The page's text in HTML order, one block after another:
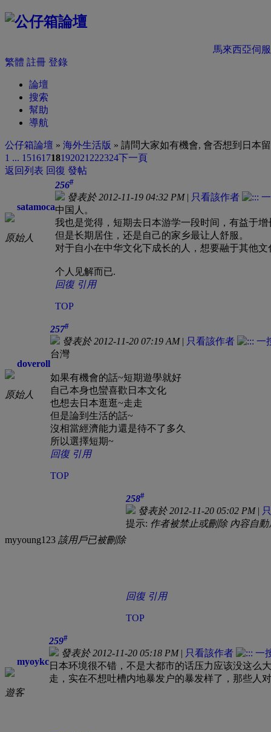
馬來西亞伺
繁體 註冊 登錄
論壇
搜索
幫助
導航
公仔箱論壇 » 海外生活版 » 請問大家如有機會, 會否想到日本
1 ... 15161718192021 222324下一頁
返回列表 回復 發帖
satamoca
原始人
256#
發表於 2012-11-19 04:32 PM| 只看該作者
中国人。
我也是觉得，短期去日本游学一段时间，有益于增
但是长期居住，还是自己的家乡最让人舒服。
对于自小在中华文化下成长的人，想要融于其他
个人见解而已.
回復 引用
TOP
doveroll
原始人
257#
發表於 2012-11-20 07:19 AM| 只看該作者
台灣
如果有機會的話~短期遊學就好
自己本身也蠻喜歡日本文化
也想去日本逛逛~走走
但是論到生活的話~
沒相當經濟能力還是待不了多久
所以選擇短期~
回復 引用
TOP
myyoung123 該用戶已被刪除
258#
發表於 2012-11-20 05:02 PM|
提示: 作者被禁止或刪除 內容自動
回復 引用
TOP
myoykc
遊客
259#
發表於 2012-11-20 05:18 PM| 只看該作者
日本环境很不错，不是大都市的话压力应该没这么
走，实在不想吐槽内地暴发户的暴发样了，那些人